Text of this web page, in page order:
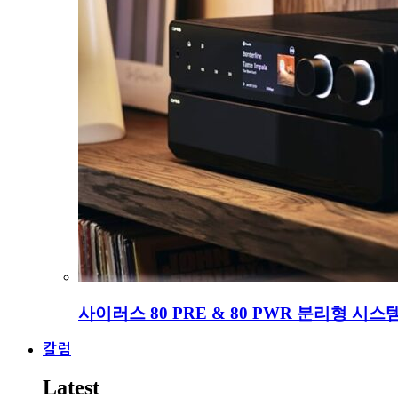
사이러스 80 PRE & 80 PWR 분리형 시스
칼럼
Latest